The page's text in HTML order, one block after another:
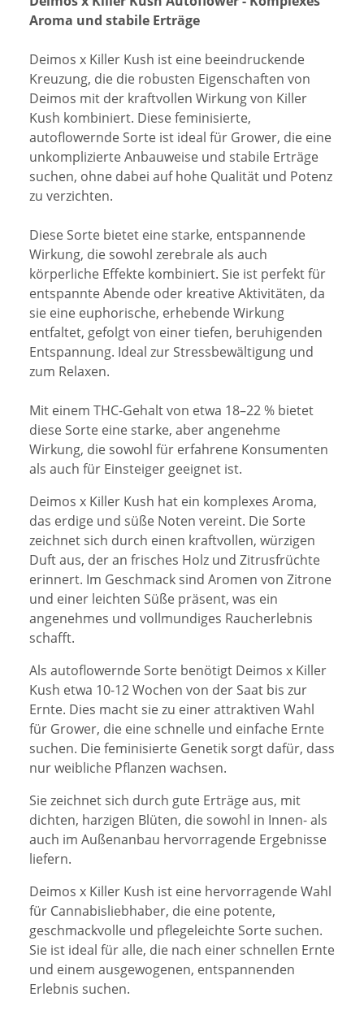
Aroma und stabile Erträge
Deimos x Killer Kush ist eine beeindruckende
Kreuzung, die die robusten Eigenschaften von
Deimos mit der kraftvollen Wirkung von Killer
Kush kombiniert. Diese feminisierte,
autoflowernde Sorte ist ideal für Grower, die eine
unkomplizierte Anbauweise und stabile Erträge
suchen, ohne dabei auf hohe Qualität und Potenz
zu verzichten.
Diese Sorte bietet eine starke, entspannende
Wirkung, die sowohl zerebrale als auch
körperliche Effekte kombiniert. Sie ist perfekt für
entspannte Abende oder kreative Aktivitäten, da
sie eine euphorische, erhebende Wirkung
entfaltet, gefolgt von einer tiefen, beruhigenden
Entspannung. Ideal zur Stressbewältigung und
zum Relaxen.
Mit einem THC-Gehalt von etwa 18–22 % bietet
diese Sorte eine starke, aber angenehme
Wirkung, die sowohl für erfahrene Konsumenten
als auch für Einsteiger geeignet ist.
Deimos x Killer Kush hat ein komplexes Aroma,
das erdige und süße Noten vereint. Die Sorte
zeichnet sich durch einen kraftvollen, würzigen
Duft aus, der an frisches Holz und Zitrusfrüchte
erinnert. Im Geschmack sind Aromen von Zitrone
und einer leichten Süße präsent, was ein
angenehmes und vollmundiges Raucherlebnis
schafft.
Als autoflowernde Sorte benötigt Deimos x Killer
Kush etwa 10-12 Wochen von der Saat bis zur
Ernte. Dies macht sie zu einer attraktiven Wahl
für Grower, die eine schnelle und einfache Ernte
suchen. Die feminisierte Genetik sorgt dafür, dass
nur weibliche Pflanzen wachsen.
Sie zeichnet sich durch gute Erträge aus, mit
dichten, harzigen Blüten, die sowohl in Innen- als
auch im Außenanbau hervorragende Ergebnisse
liefern.
Deimos x Killer Kush ist eine hervorragende Wahl
für Cannabisliebhaber, die eine potente,
geschmackvolle und pflegeleichte Sorte suchen.
Sie ist ideal für alle, die nach einer schnellen Ernte
und einem ausgewogenen, entspannenden
Erlebnis suchen.